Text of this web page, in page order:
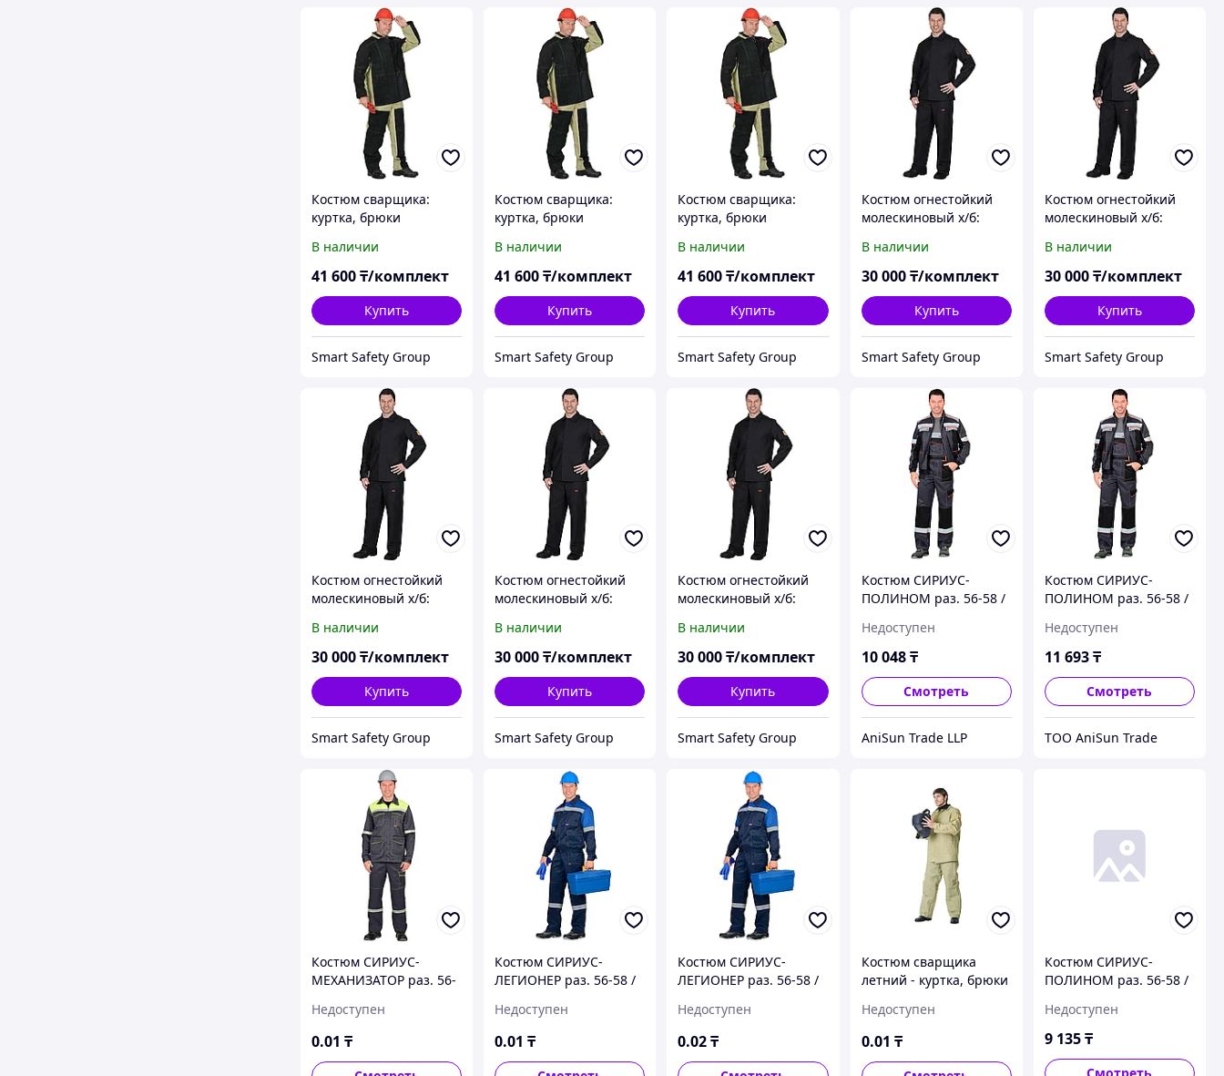
Костюм сварщика:
куртка, брюки
спилком 52-54
В наличии
41 600₸/комплект
Купить
Smart Safety Group
Костюм сварщика:
куртка, брюки
спилком 56-58
В наличии
41 600₸/комплект
Купить
Smart Safety Group
Костюм сварщика:
куртка, брюки
спилком 60-62
В наличии
41 600₸/комплект
Купить
Smart Safety Group
Костюм огнестойкий
молескиновый х/б:
В наличии
30 000 ₸/комплект
Купить
Smart Safety Group
Костюм огнестойкий
молескиновый х/б:
В наличии
30 000₸/комплект
Купить
Smart Safety Group
Костюм огнестойкий
молескиновый х/б:
В наличии
30 000₸/комплект
Купить
Smart Safety Group
Костюм огнестойкий
молескиновый х/б:
В наличии
30 000₸/комплект
Купить
Smart Safety Group
Костюм огнестойкий
молескиновый х/б:
В наличии
30 000₸/комплект
Купить
Smart Safety Group
Костюм СИРИУС-
ПОЛИНОМ раз. 56-58 /
Недоступен
10 048 ₸
Смотреть
AniSun Trade LLP
Костюм СИРИУС-
ПОЛИНОМ раз. 56-58 /
Недоступен
11 693₸
Смотреть
ТОО AniSun Trade
Костюм СИРИУС-
МЕХАНИЗАТОР раз. 56-
Недоступен
0.01 ₸
Костюм СИРИУС-
ЛЕГИОНЕР раз. 56-58 /
Недоступен
0.01 ₸
Костюм СИРИУС-
ЛЕГИОНЕР раз. 56-58 /
Недоступен
0.02₸
Костюм сварщика
летний - куртка, брюки
налокотниками и
наколенниками раз.
112-116 / рост 170-176
Недоступен
0.01 ₸
Костюм СИРИУС-
ПОЛИНОМ раз. 56-58 /
Недоступен
9 135₸
Смотреть